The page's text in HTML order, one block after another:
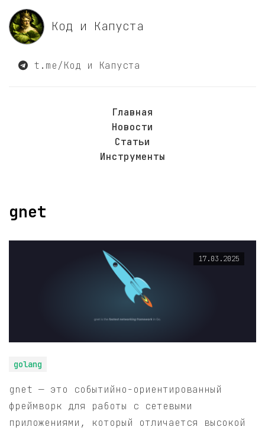
Код и Капуста
t.me/Код и Капуста
Главная
Новости
Статьи
Инструменты
gnet
17.03.2025
golang
gnet — это событийно-ориентированный
фреймворк для работы с сетевыми
приложениями, который отличается высокой